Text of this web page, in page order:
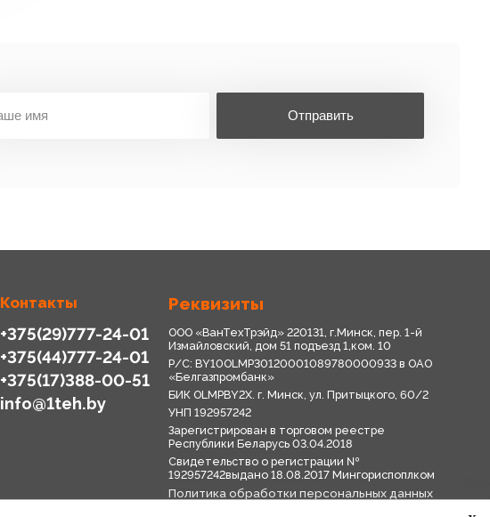
Отправить
Контакты
+375(29)777-24-01
+375(44)777-24-01
+375(17)388-00-51
info@1teh.by
Реквизиты
ООО «ВанТехТрэйд» 220131, г.Минск, пер. 1-й
Измайловский, дом 51 подъезд 1,ком. 10
Р/С: BY10OLMP30120001089780000933 в OАО
«Белгазпромбанк»
БИК OLMPBY2X. г. Минск, ул. Притыцкого, 60/2
УНП 192957242
Зарегистрирован в торговом реестре
Республики Беларусь 03.04.2018
Свидетельство о регистрации №
192957242выдано 18.08.2017 Мингориспоплком
Политика обработки персональных данных